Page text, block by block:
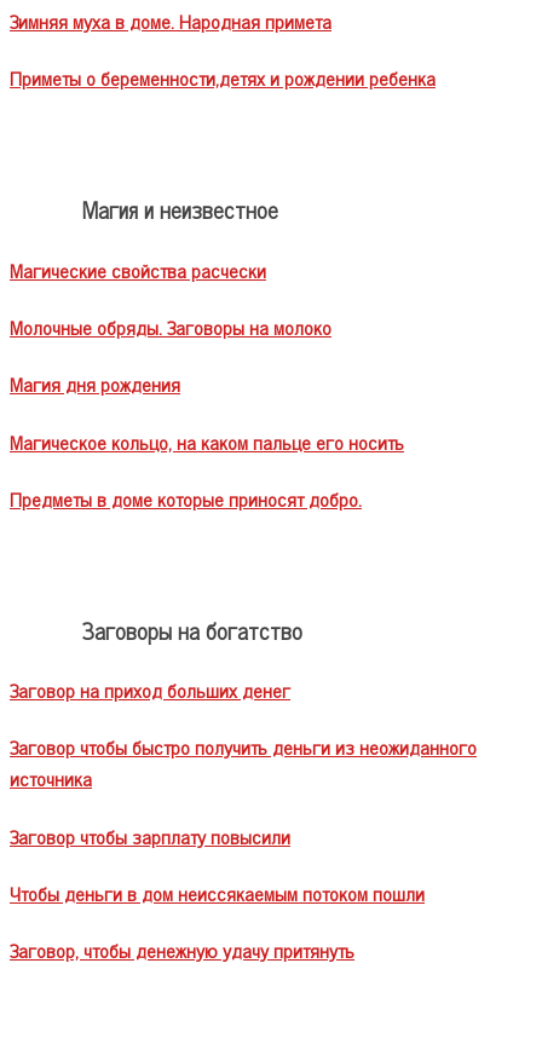
Зимняя муха в доме. Народная примета
Приметы о беременности,детях и рождении ребенка
Магия и неизвестное
Магические свойства расчески
Молочные обряды. Заговоры на молоко
Магия дня рождения
Магическое кольцо, на каком пальце его носить
Предметы в доме которые приносят добро.
Заговоры на богатство
Заговор на приход больших денег
Заговор чтобы быстро получить деньги из неожиданного
источника
Заговор чтобы зарплату повысили
Чтобы деньги в дом неиссякаемым потоком пошли
Заговор, чтобы денежную удачу притянуть